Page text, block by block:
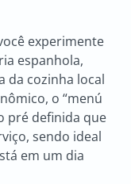
experimente
espanhola,
da cozinha local
o “menú
pré definida que
sendo ideal
em um dia